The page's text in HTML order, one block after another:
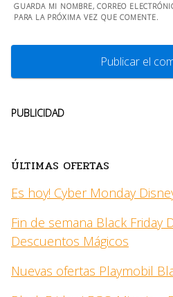
GUARDA MI NOMBRE, CORREO
PARA LA PRÓXIMA VEZ QUE COMENTE.
PUBLICIDAD
ÚLTIMAS OFERTAS
Es hoy! Cyber Monday
Fin de semana Black Friday
Descuentos Mágicos
Nuevas ofertas Playmobil